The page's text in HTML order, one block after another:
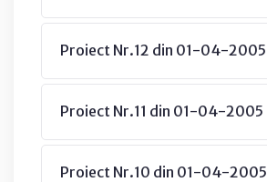
Proiect Nr.12 din 01-04-2005
Proiect Nr.11 din 01-04-2005
Proiect Nr.10 din 01-04-2005